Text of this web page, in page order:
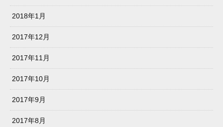
2018年1月
2017年12月
2017年11月
2017年10月
2017年9月
2017年8月